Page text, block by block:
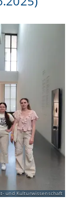
und Kulturwissenschaft